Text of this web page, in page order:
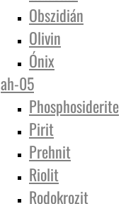
Obszidián
Olivin
Ónix
ah-05
Phosphosiderite
Pirit
Prehnit
Riolit
Rodokrozit